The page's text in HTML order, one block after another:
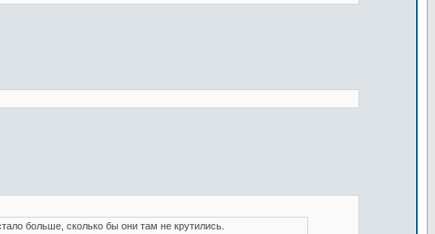
больше, сколько бы они там не крутились.